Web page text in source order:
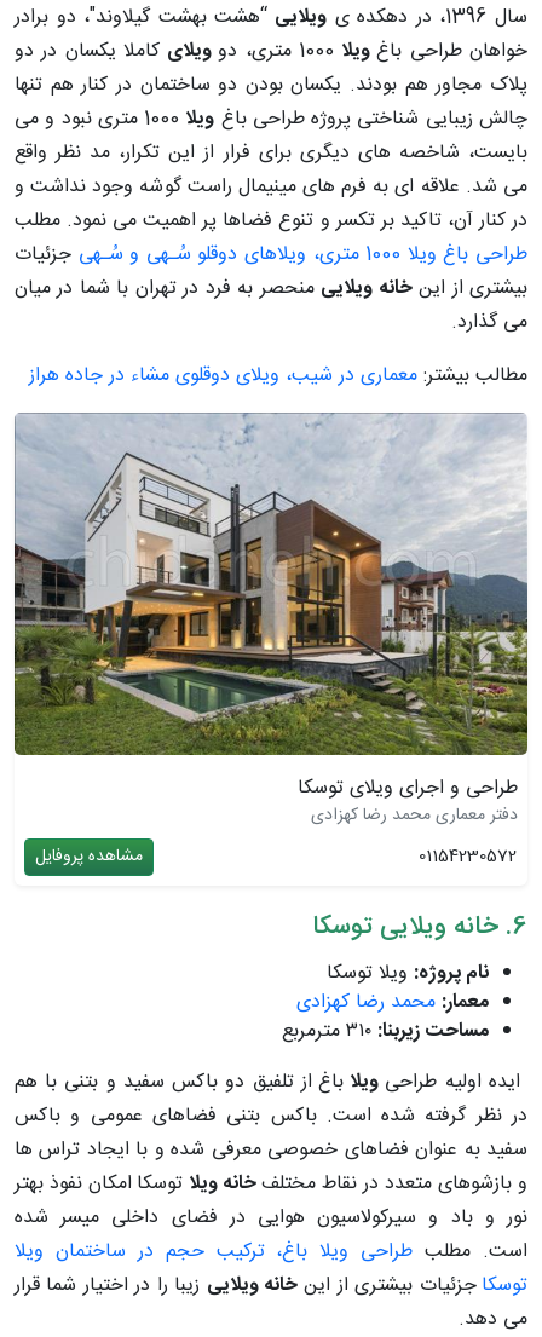
سال 1396، در دهکده ی
ویلایی “هشت بهشت گیلاوند"، دو برادر
خواهان طراحی باغویلا ویلای کاملا یکسان در دو
پلاک مجاور هم بودند. یکسان بودن دو ساختمان در کنار هم تنها
چالش زیبایی شناختی پروژه طراحی باغ ویلا
1000 متری نبود و می
بایست، شاخصه های دیگری برای فرار از این تکرار، مد نظر واقع
می شد. علاقه ای به فرم های مینیمال راست گوشه وجود نداشت و
در کنار آن، تاکید بر تکسر و تنوع فضاها پر اهمیت می نمود. مطلب
طراحی باغ ویلا 1000 متری، ویلاهای دوقلو سُـهی و سُـهی
جزئیات
بیشتری از اینخانه ویلایی منحصر به فرد در تهران با شما در میان
می گذارد.
مطالب بیشتر:معماری در شیب، ویلای دوقلوی مشاء در جاده هراز
طراحی و اجرای ویلای توسکا
دفتر معماری محمد رضا کهزادی
01154230572
مشاهده پروفایل
6. خانه ویلایی توسکا
نام پروژه: ویلا توسکا
معمار: محمد رضا کهزادی
مساحت زیربنا:
ایده اولیه طراحی ویلاباغ از تلفیق دو باکس سفید و بتنی با هم
در نظر گرفته شده است. باکس بتنی فضاهای عمومی و باکس
سفید به عنوان فضاهای خصوصی معرفی شده و با ایجاد تراس ها
و بازشوهای متعدد در نقاط مختلفخانه ویلا توسکا امکان نفوذ بهتر
نور و باد و سیرکولاسیون هوایی در فضای داخلی میسر شده
است. مطلب طراحی ویلا باغ، ترکیب حجم در ساختمان ویلا
توسکا جزئیات بیشتری از اینخانه ویلایی زیبا را در اختیار شما قرار
می دهد.